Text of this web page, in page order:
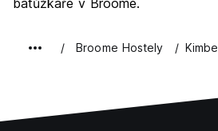
batůžkáře v Broome.
Broome Hostely